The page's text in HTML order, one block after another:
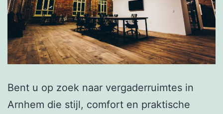
Bent u op zoek naar vergaderruimtes in
Arnhem die stijl, comfort en praktische